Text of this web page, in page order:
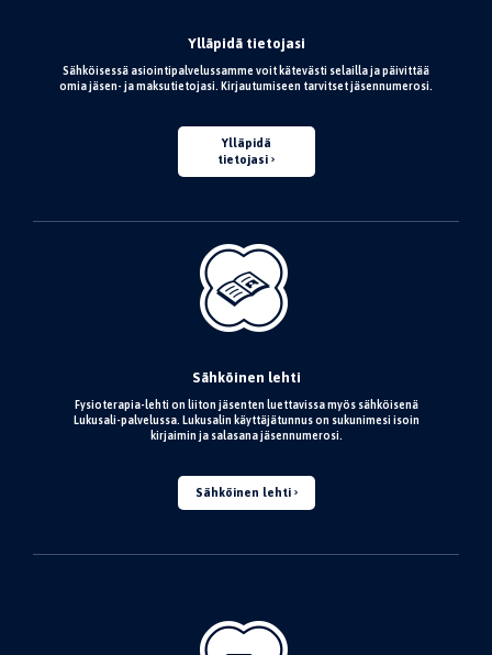
Ylläpidä tietojasi
Sähköisessä asiointipalvelussamme voit kätevästi selailla ja päivittää
omia jäsen- ja maksutietojasi. Kirjautumiseen tarvitset jäsennumerosi.
Ylläpidä
tietojasi
Sähköinen lehti
Fysioterapia-lehti on liiton jäsenten luettavissa myös sähköisenä
Lukusali-palvelussa. Lukusalin käyttäjätunnus on sukunimesi isoin
kirjaimin ja salasana jäsennumerosi.
Sähköinen lehti